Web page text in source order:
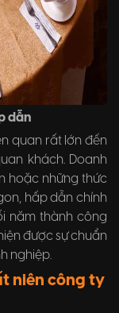
dẫn
quan rất lớn đến
khách. Doanh
hoặc những thức
hấp dẫn chính
năm thành công
được sự chuẩn
nghiệp.
niên công ty